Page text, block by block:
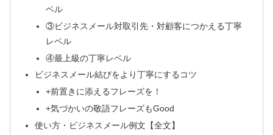
ベル
③ビジネスメール対取引先・対顧客につかえる丁寧
レベル
④最上級の丁寧レベル
ビジネスメール結びをより丁寧にするコツ
+前置きに添えるフレーズを！
+気づかいの敬語フレーズもGood
使い方・ビジネスメール例文【全文】